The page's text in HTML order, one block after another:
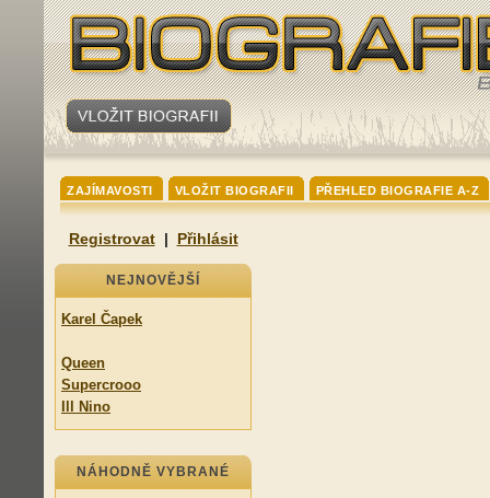
ZAJÍMAVOSTI VLOŽIT BIOGRAFII PŘEHLED BIOGRAFIE A-Z
Registrovat| Přihlásit
NEJNOVĚJŠÍ
Karel Čapek
Queen
Supercrooo
Ill Nino
NÁHODNĚ VYBRANÉ